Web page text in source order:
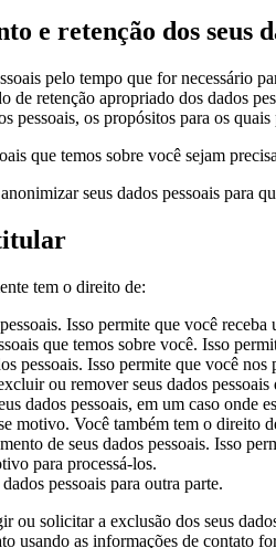
e retenção dos seus
pelo tempo que for necessário
de retenção apropriado dos dados
pessoais, os propósitos para os
que temos sobre você sejam
seus dados pessoais para
tem o direito de:
Isso permite que você
que temos sobre você. Isso
pessoais. Isso permite que você
ou remover seus dados
dados pessoais, em um caso
motivo. Você também tem o direito
de seus dados pessoais. Isso
para processá-los.
pessoais para outra parte.
ou solicitar a exclusão dos seus
usando as informações de contato